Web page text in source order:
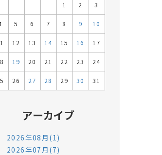
1
2 3
5 6 7 8 9 10
12 13 14 15 16 17
19 20 21 22 23 24
26 27 28 29 30 31
アーカイブ
2026年08月(1)
2026年07月(7)